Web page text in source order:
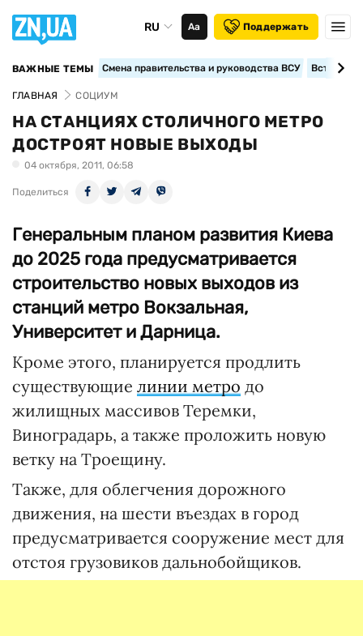
RU Аа Поддержать
ВАЖНЫЕ ТЕМЫ Смена правительства и руководства ВСУ
ГЛАВНАЯ СОЦИУМ
НА СТАНЦИЯХ СТОЛИЧНОГО МЕТРО
ДОСТРОЯТ НОВЫЕ ВЫХОДЫ
04 октября, 2011, 06:58
Поделиться
Генеральным планом развития Киева
до 2025 года предусматривается
строительство новых выходов из
станций метро Вокзальная,
Университет и Дарница.
Кроме этого, планируется продлить
существующие линии метро до
жилищных массивов Теремки,
Виноградарь, а также проложить новую
ветку на Троещину.
Также, для облегчения дорожного
движения, на шести въездах в город
предусматривается сооружение мест для
отстоя грузовиков дальнобойщиков.